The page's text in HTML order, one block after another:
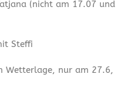
(nicht am 17.07 und
Steffi
Wetterlage, nur am 27.6,